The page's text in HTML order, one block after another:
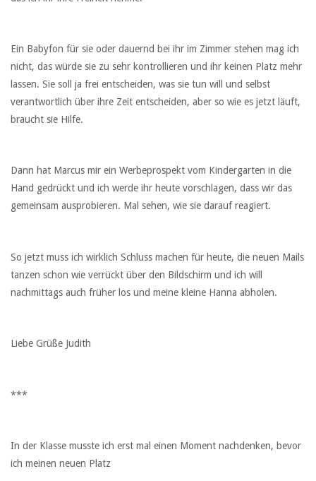
Ein Babyfon für sie oder dauernd bei ihr im Zimmer stehen mag ich
nicht, das würde sie zu sehr kontrollieren und ihr keinen Platz mehr
lassen. Sie soll ja frei entscheiden, was sie tun will und selbst
verantwortlich über ihre Zeit entscheiden, aber so wie es jetzt läuft,
braucht sie Hilfe.
Dann hat Marcus mir ein Werbeprospekt vom Kindergarten in die
Hand gedrückt und ich werde ihr heute vorschlagen, dass wir das
gemeinsam ausprobieren. Mal sehen, wie sie darauf reagiert.
So jetzt muss ich wirklich Schluss machen für heute, die neuen Mails
tanzen schon wie verrückt über den Bildschirm und ich will
nachmittags auch früher los und meine kleine Hanna abholen.
Liebe Grüße Judith
***
In der Klasse musste ich erst mal einen Moment nachdenken, bevor
ich meinen neuen Platz